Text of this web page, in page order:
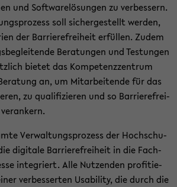
und Soft­ware­lö­sun­gen zu ver­bes­sern.
soll si­cher­ge­stellt wer­den,
der Bar­rie­re­frei­heit er­fül­len. Zudem
Be­ra­tun­gen und Tes­tun­gen
bie­tet das Kom­pe­tenz­zen­trum
an, um Mit­ar­bei­ten­de für das
zu qua­li­fi­zie­ren und so Bar­rie­re­frei­
Ver­wal­tungs­pro­zess der Hoch­schu­
di­gi­ta­le Bar­rie­re­frei­heit in die Fach­
in­te­griert. Alle Nut­zen­den pro­fi­tie­
ver­bes­ser­ten Usa­bi­li­ty, die durch die